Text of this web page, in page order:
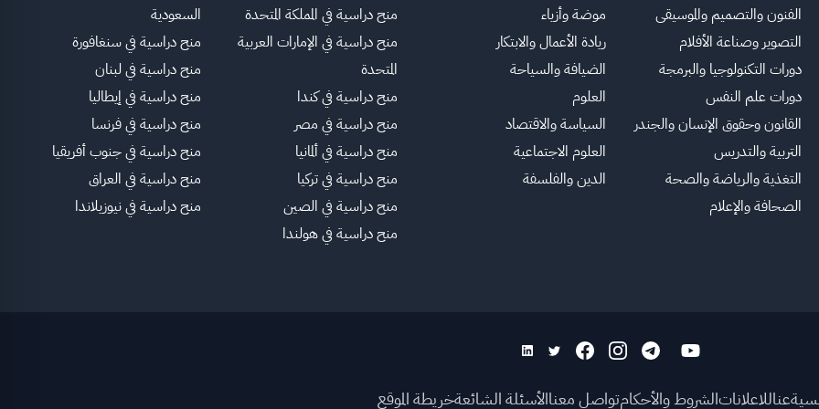
الفنون والتصميم والموسيقى
التصوير وصناعة الأفلام
دورات التكنولوجيا والبرمجة
دورات علم النفس
القانون وحقوق الإنسان والجندر
التربية والتدريس
التغذية والرياضة والصحة
الصحافة والإعلام
موضة وأزياء
ريادة الأعمال والابتكار
الضيافة والسياحة
العلوم
السياسة والاقتصاد
العلوم الاجتماعية
الدين والفلسفة
منح دراسية في المملكة المتحدة
منح دراسية في الإمارات العربية
المتحدة
منح دراسية في كندا
منح دراسية في مصر
منح دراسية في ألمانيا
منح دراسية في تركيا
منح دراسية في الصين
منح دراسية في هولندا
السعودية
منح دراسية في سنغافورة
منح دراسية في لبنان
منح دراسية في إيطاليا
منح دراسية في فرنسا
منح دراسية في جنوب أفريقيا
منح دراسية في العراق
منح دراسية في نيوزيلاندا
عناللاعلاناتالشروط والأحكامتواصل معناالأسئلة الشائعةخريطة الموقع